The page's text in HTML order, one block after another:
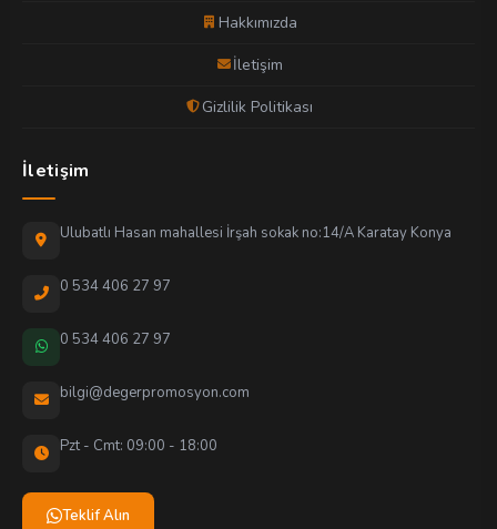
Hakkımızda
İletişim
Gizlilik Politikası
İletişim
Ulubatlı Hasan mahallesi İrşah sokak no:14/A Karatay Konya
0 534 406 27 97
0 534 406 27 97
bilgi@degerpromosyon.com
Pzt - Cmt: 09:00 - 18:00
Teklif Alın